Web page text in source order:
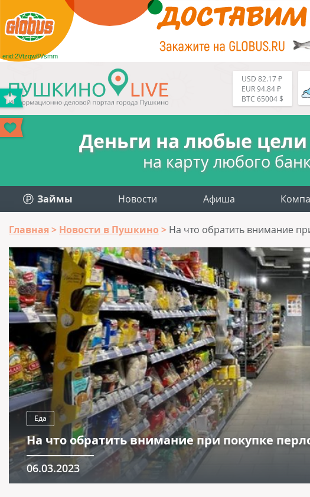
erid:2Vtzqw6Vsmm
USD 82.17 ₽
EUR 94.84 ₽
BTC 65004 $
Деньги на любые цели
на карту любого
Займы Новости Афиша
Главная Новости в Пушкино На что обратить внимание
Еда
На что обратить внимание при покупке
06.03.2023